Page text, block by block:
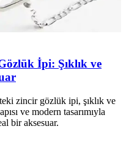
İpi: Şıklık ve
zincir gözlük ipi, şıklık ve
ve modern tasarımıyla
bir aksesuar.